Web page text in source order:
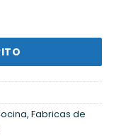
Display Dig 2 Lts
, Fabricas de